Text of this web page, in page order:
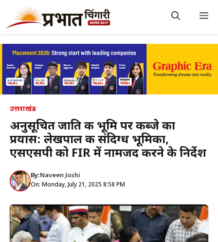
content
उत्तराखंड
अनुसूचित जाति की भूमि पर कब्जे का
प्रयास: लेखपाल की संदिग्ध भूमिका,
एसएसपी को FIR में नामजद करने के निर्देश
By:Naveen Joshi
On: Monday, July 21, 2025 8:58 PM